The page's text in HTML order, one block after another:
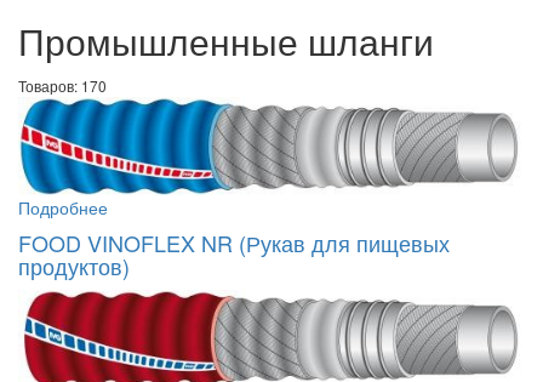
Промышленные шланги
Товаров: 170
Подробнее
FOOD VINOFLEX NR (Рукав для пищевых
продуктов)